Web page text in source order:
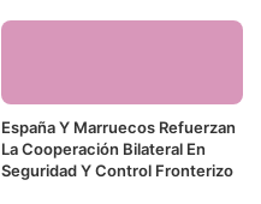
España Y Marruecos Refuerzan
La Cooperación Bilateral En
Seguridad Y Control Fronterizo